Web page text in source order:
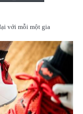
với mỗi một gia